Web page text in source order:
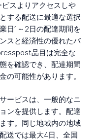
スよりアクセスしや
する配送に最適な選択
日1～2日の配達期間を
スと経済性の優れたバ
品目は完全な
を確認でき、配達期間
の可能性があります。
ービスは、一般的なニ
ンを提供します。配達
す。同じ地域内の地域
送では最大4日、全国